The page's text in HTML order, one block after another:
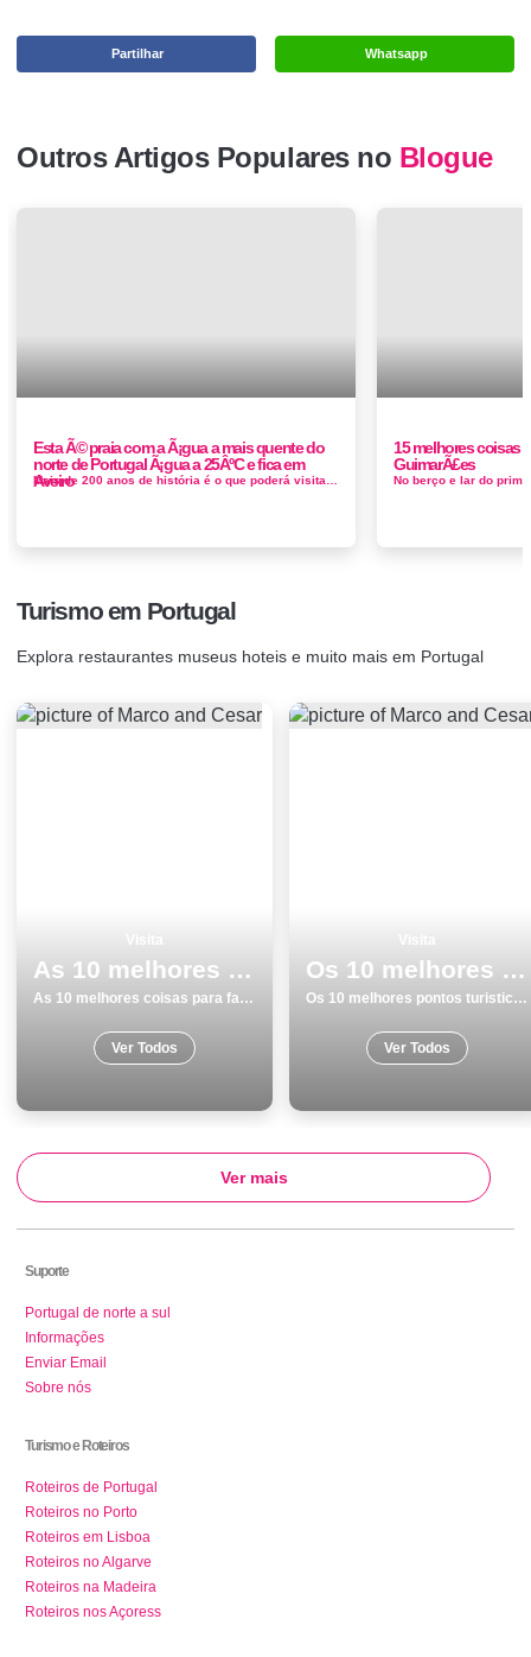
Whatsapp
Partilhar
Outros Artigos Populares no Blogue
Esta Ã© praia com a Ã¡gua a mais quente do
norte de Portugal Ã¡gua a 25ÂºC e fica em
Aveiro
Mais de 200 anos de história é o que poderá visitar na marinha da Noeirinha. Depois de mais de 30 anos ao abandono, a Marinha da ...
15 melhores coisas
GuimarÃ£es
Turismo em Portugal
Explora restaurantes museus hoteis e muito mais em Portugal
As 10 melhores coisas para fazer e visitar em Viseu
As 10 melhores coisas para fazer e visitar em Viseu
Ver Todos
Os 10 melhores pontos turisticos para visitar em Coimbra
Os 10 melhores pontos turisticos para visitar em Coimbra
Ver Todos
Ver mais
Suporte
Portugal de norte a sul
Informações
Enviar Email
Sobre nós
Turismo e Roteiros
Roteiros de Portugal
Roteiros no Porto
Roteiros em Lisboa
Roteiros no Algarve
Roteiros na Madeira
Roteiros nos Açoress